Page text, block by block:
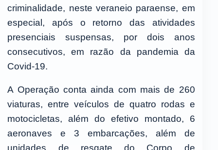
criminalidade, neste veraneio paraense, em
especial, após o retorno das atividades
presenciais suspensas, por dois anos
consecutivos, em razão da pandemia da
Covid-19.
A Operação conta ainda com mais de 260
viaturas, entre veículos de quatro rodas e
motocicletas, além do efetivo montado, 6
aeronaves e 3 embarcações, além de
unidades de resgate do Corpo de